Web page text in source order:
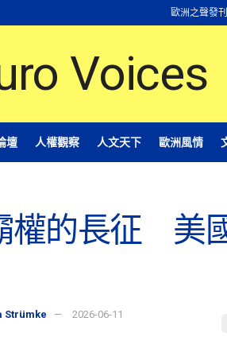
歐洲之聲發
壇 人權觀察 人文天下 歐洲風情
權的長征 美
Strümke 2026-06-11